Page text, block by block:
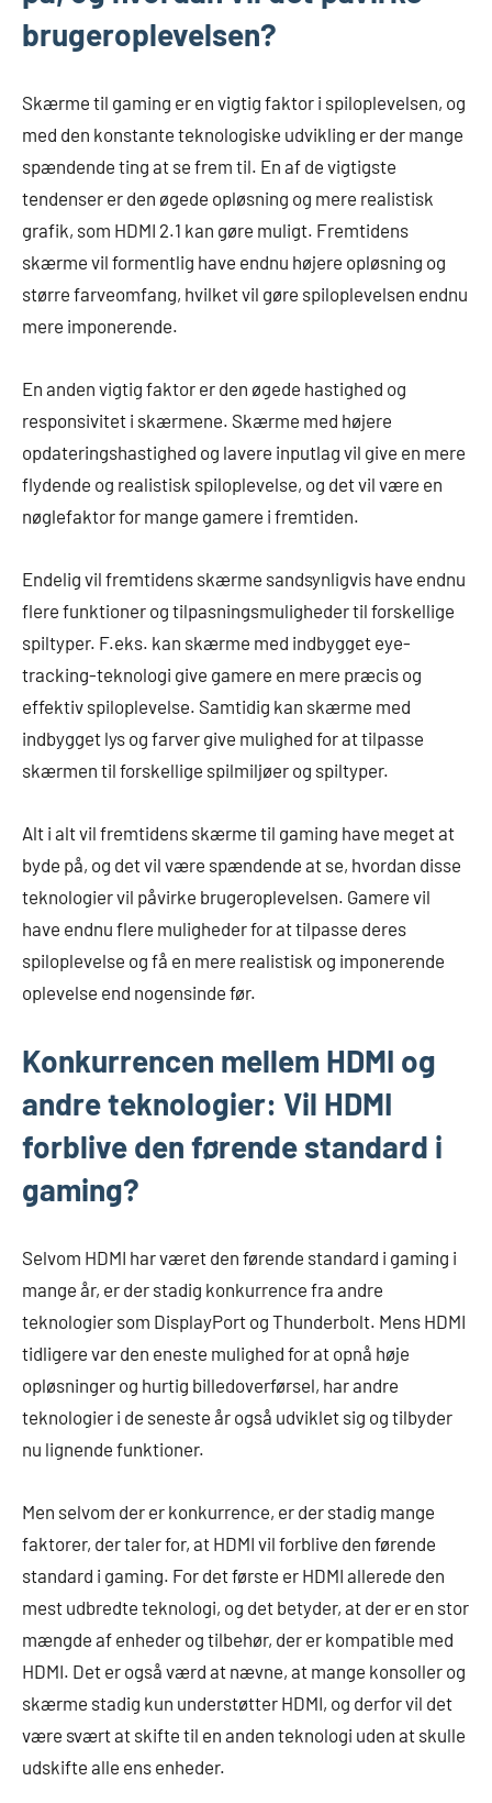
brugeroplevelsen?
Skærme til gaming er en vigtig faktor i spiloplevelsen, og
med den konstante teknologiske udvikling er der mange
spændende ting at se frem til. En af de vigtigste
tendenser er den øgede opløsning og mere realistisk
grafik, som HDMI 2.1 kan gøre muligt. Fremtidens
skærme vil formentlig have endnu højere opløsning og
større farveomfang, hvilket vil gøre spiloplevelsen endnu
mere imponerende.
En anden vigtig faktor er den øgede hastighed og
responsivitet i skærmene. Skærme med højere
opdateringshastighed og lavere inputlag vil give en mere
flydende og realistisk spiloplevelse, og det vil være en
nøglefaktor for mange gamere i fremtiden.
Endelig vil fremtidens skærme sandsynligvis have endnu
flere funktioner og tilpasningsmuligheder til forskellige
spiltyper. F.eks. kan skærme med indbygget eye-
tracking-teknologi give gamere en mere præcis og
effektiv spiloplevelse. Samtidig kan skærme med
indbygget lys og farver give mulighed for at tilpasse
skærmen til forskellige spilmiljøer og spiltyper.
Alt i alt vil fremtidens skærme til gaming have meget at
byde på, og det vil være spændende at se, hvordan disse
teknologier vil påvirke brugeroplevelsen. Gamere vil
have endnu flere muligheder for at tilpasse deres
spiloplevelse og få en mere realistisk og imponerende
oplevelse end nogensinde før.
Konkurrencen mellem HDMI og
andre teknologier: Vil HDMI
forblive den førende standard i
gaming?
Selvom HDMI har været den førende standard i gaming i
mange år, er der stadig konkurrence fra andre
teknologier som DisplayPort og Thunderbolt. Mens HDMI
tidligere var den eneste mulighed for at opnå høje
opløsninger og hurtig billedoverførsel, har andre
teknologier i de seneste år også udviklet sig og tilbyder
nu lignende funktioner.
Men selvom der er konkurrence, er der stadig mange
faktorer, der taler for, at HDMI vil forblive den førende
standard i gaming. For det første er HDMI allerede den
mest udbredte teknologi, og det betyder, at der er en stor
mængde af enheder og tilbehør, der er kompatible med
HDMI. Det er også værd at nævne, at mange konsoller og
skærme stadig kun understøtter HDMI, og derfor vil det
være svært at skifte til en anden teknologi uden at skulle
udskifte alle ens enheder.